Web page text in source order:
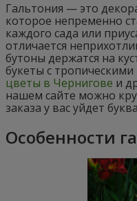
Гальтония — это
которое непременно
каждого сада или
отличается
бутоны держатся на
букеты с
цветы в Чернигове и
нашем сайте можно
заказа у вас уйдет
Особенности